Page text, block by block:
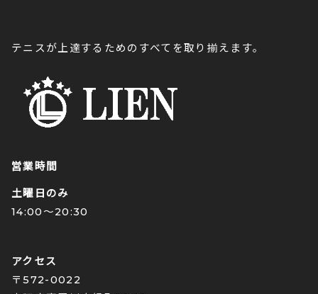
テニスが上達するためのすべてを取り揃えます。
営業時間
土曜日のみ
14:00〜20:30
アクセス
〒572-0022